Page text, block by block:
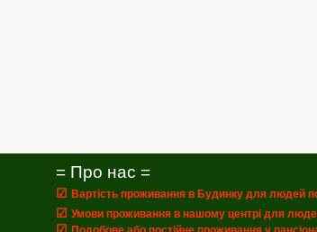
= Про нас =
☑ Вартість проживання в Будинку для людей
☑ Умови проживання в нашому центрі для